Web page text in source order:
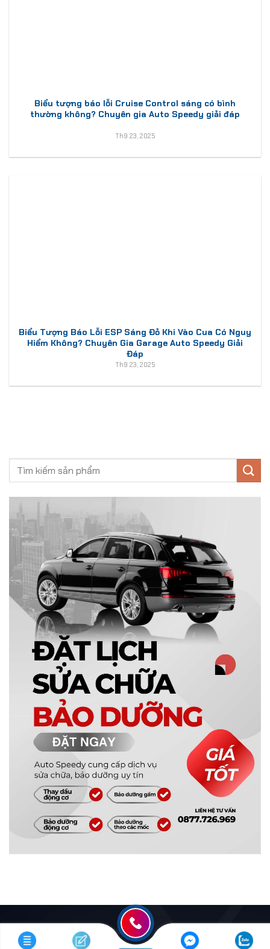
Biểu tượng báo lỗi Cruise Control sáng có bình
thường không? Chuyên gia Auto Speedy giải đáp
Th9 23, 2025
Biểu Tượng Báo Lỗi ESP Sáng Đỏ Khi Vào Cua Có Nguy
Hiểm Không? Chuyên Gia Garage Auto Speedy Giải
Đáp
Th9 23, 2025